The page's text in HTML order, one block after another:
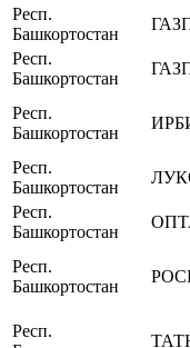
Респ.
Башкортостан
Респ.
Башкортостан
Респ.
Башкортостан
Респ.
Башкортостан
Респ.
Башкортостан
Респ.
Башкортостан
Респ.